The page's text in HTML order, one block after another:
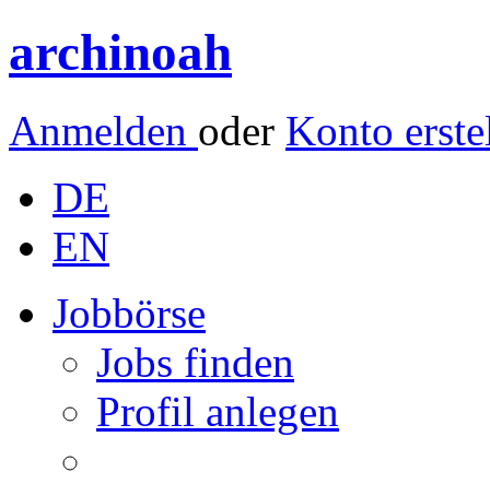
archinoah
Anmelden oder Konto
DE
EN
Jobbörse
Jobs finden
Profil anlegen